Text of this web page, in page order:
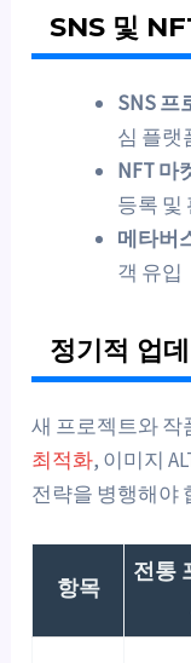
SNS 및
SNS 프
심 플랫
NFT 마
등록 및
메타버
객 유입
정기적 업
새 프로젝트와
최적화, 이미지
전략을 병행해야
항목
전통